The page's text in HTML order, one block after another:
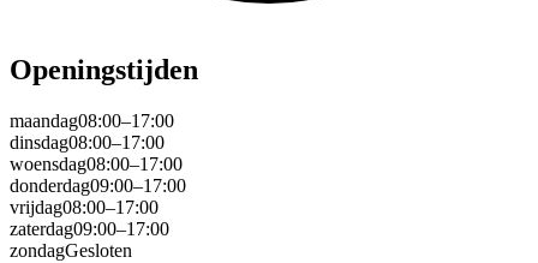
Openingstijden
maandag08:00–17:00
dinsdag08:00–17:00
woensdag08:00–17:00
donderdag09:00–17:00
vrijdag08:00–17:00
zaterdag09:00–17:00
zondagGesloten